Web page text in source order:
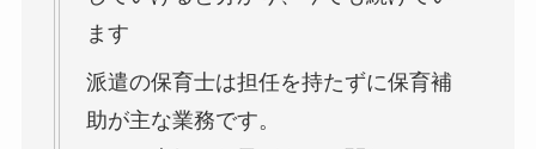
ます
派遣の保育士は担任を持たずに保育補
助が主な業務です。